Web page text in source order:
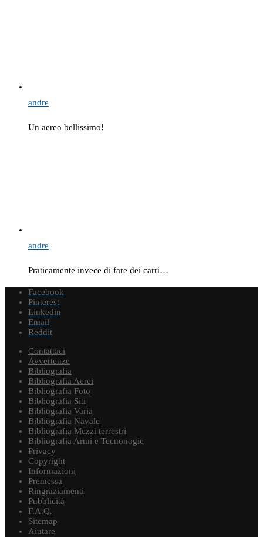
andre
Un aereo bellissimo!
andre
Praticamente invece di fare dei carri…
Facebook
Pinterest
Linkedin
Email
Reddit
Contattaci
Avvertenze
Bibliografia
Bibliografia Aerei
Bibliografia Foto
Bibliografia Siti
Bibliografia Varia
Bibliografia Navale
Bibliografia Mezzi terrestri
Bibliografia Armi e Tecnonogie
Privacy
Copyright
Informazioni
Premessa
Ringraziamenti
Pubblicità
F.A.Q.
Sitemap
Aiutare